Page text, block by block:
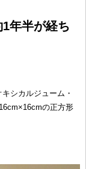
年半が経ち
シカルジューム・
の正方形